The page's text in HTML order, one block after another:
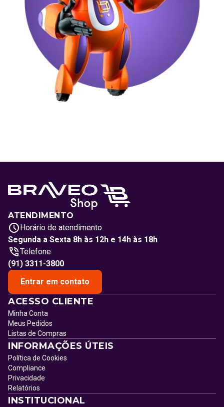
ATENDIMENTO
Horário de atendimento
Segunda a Sexta 8h às 12h e 14h às 18h
Telefone
(91) 3311-3800
Entrar em contato
ACESSO CLIENTE
Minha Conta
Meus Pedidos
Listas de Compras
INFORMAÇÕES ÚTEIS
Política de Cookies
Compliance
Privacidade
Relatórios
INSTITUCIONAL